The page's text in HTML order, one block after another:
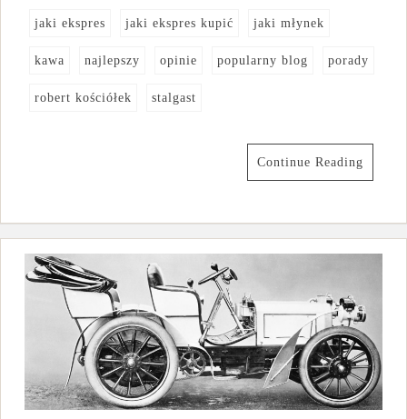
jaki ekspres jaki ekspres kupić jaki młynek
kawa najlepszy opinie popularny blog porady
robert kościółek stalgast
Continue Reading